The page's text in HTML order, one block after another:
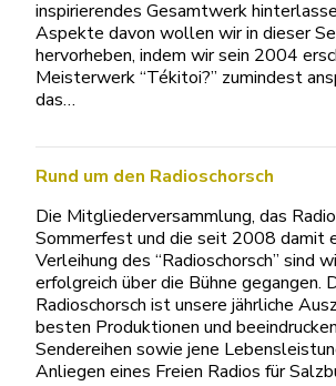
inspirierendes Gesamtwerk
Aspekte davon wollen wir in dieser
hervorheben, indem wir sein 2004
Meisterwerk “Tékitoi?” zumindest
das…
Rund um den Radioschorsch
Die Mitgliederversammlung, das
Sommerfest und die seit 2008 damit
Verleihung des “Radioschorsch” sind
erfolgreich über die Bühne gegangen.
Radioschorsch ist unsere jährliche
besten Produktionen und
Sendereihen sowie jene
Anliegen eines Freien Radios für